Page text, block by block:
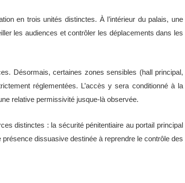
en trois unités distinctes. À l’intérieur du palais, une
les audiences et contrôler les déplacements dans les
Désormais, certaines zones sensibles (hall principal,
réglementées. L’accès y sera conditionné à la
relative permissivité jusque-là observée.
distinctes : la sécurité pénitentiaire au portail principal
dissuasive destinée à reprendre le contrôle des